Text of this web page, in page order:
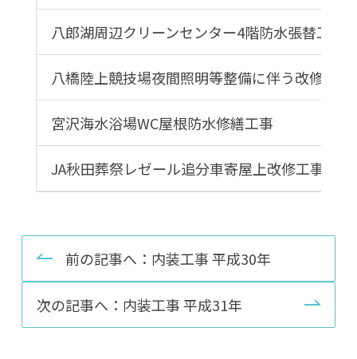
八郎湖周辺クリーンセンター4階防水張替工事
八橋陸上競技場夜間照明等整備に伴う改修工事
宮沢海水浴場WC屋根防水修繕工事
JA秋田葬祭レゼール追分車寄屋上改修工事
前の記事へ：内装工事 平成30年
次の記事へ：内装工事 平成31年